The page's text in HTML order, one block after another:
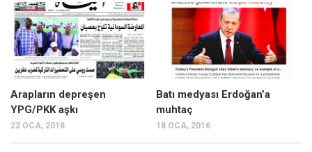
Mehmet Ali Tekin
Abir E. Nahas
Amina S. Jenenkovic
Bağdagül Öz
Esra Elönü
Arapların depreşen
YPG/PKK aşkı
22 OCA, 2018
Batı medyası Erdoğan’a
muhtaç
18 OCA, 2016